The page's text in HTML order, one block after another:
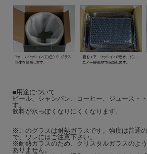
■用途について
ビール、シャンパン、コーヒー、ジュース・
す。
飲料が水っぽくなりにくくなります。
※このグラスは耐熱ガラスです。強度は普通
で、ワレにはご注意下さい。
※耐熱ガラスのため、クリスタルガラスのよ
ありません。